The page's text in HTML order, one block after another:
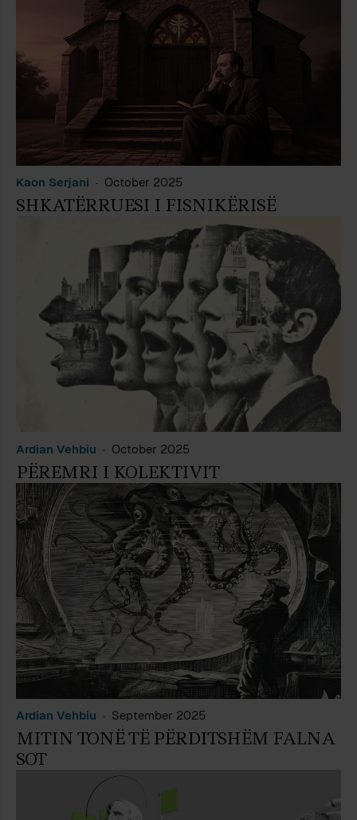
Kaon Serjani October 2025
SHKATËRRUESI I FISNIKËRISË
Ardian Vehbiu October 2025
PËREMRI I KOLEKTIVIT
Ardian Vehbiu September 2025
MITIN TONË TË PËRDITSHËM FALNA
SOT